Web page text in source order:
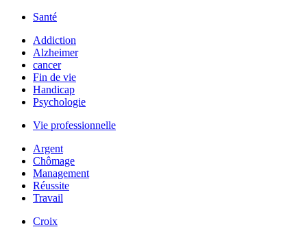
Santé
Addiction
Alzheimer
cancer
Fin de vie
Handicap
Psychologie
Vie professionnelle
Argent
Chômage
Management
Réussite
Travail
Croix